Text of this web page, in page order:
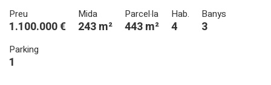
Preu
1.100.000 €
Mida
243 m²
Parcel·la
443 m²
Hab.
4
Banys
3
Parking
1